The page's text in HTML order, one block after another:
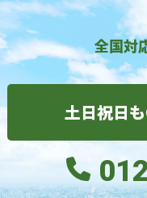
全国対
土日祝日